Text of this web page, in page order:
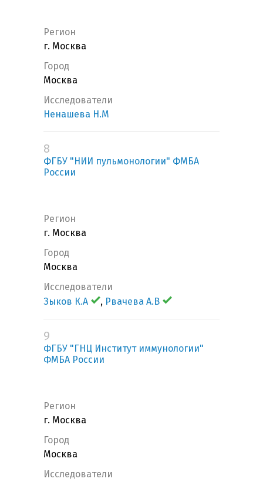
Регион
г. Москва
Город
Москва
Исследователи
Ненашева Н.М
8
ФГБУ "НИИ пульмонологии" ФМБА
России
Регион
г. Москва
Город
Москва
Исследователи
Зыков К.А
, Рвачева А.В
9
ФГБУ "ГНЦ Институт иммунологии"
ФМБА России
Регион
г. Москва
Город
Москва
Исследователи